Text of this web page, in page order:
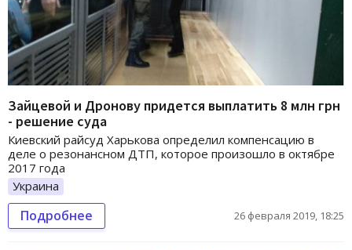
Зайцевой и Дронову придется выплатить 8 млн грн
- решение суда
Киевский райсуд Харькова определил компенсацию в
деле о резонансном ДТП, которое произошло в октябре
2017 года
Украина
Подробнее 26 февраля 2019, 18:25